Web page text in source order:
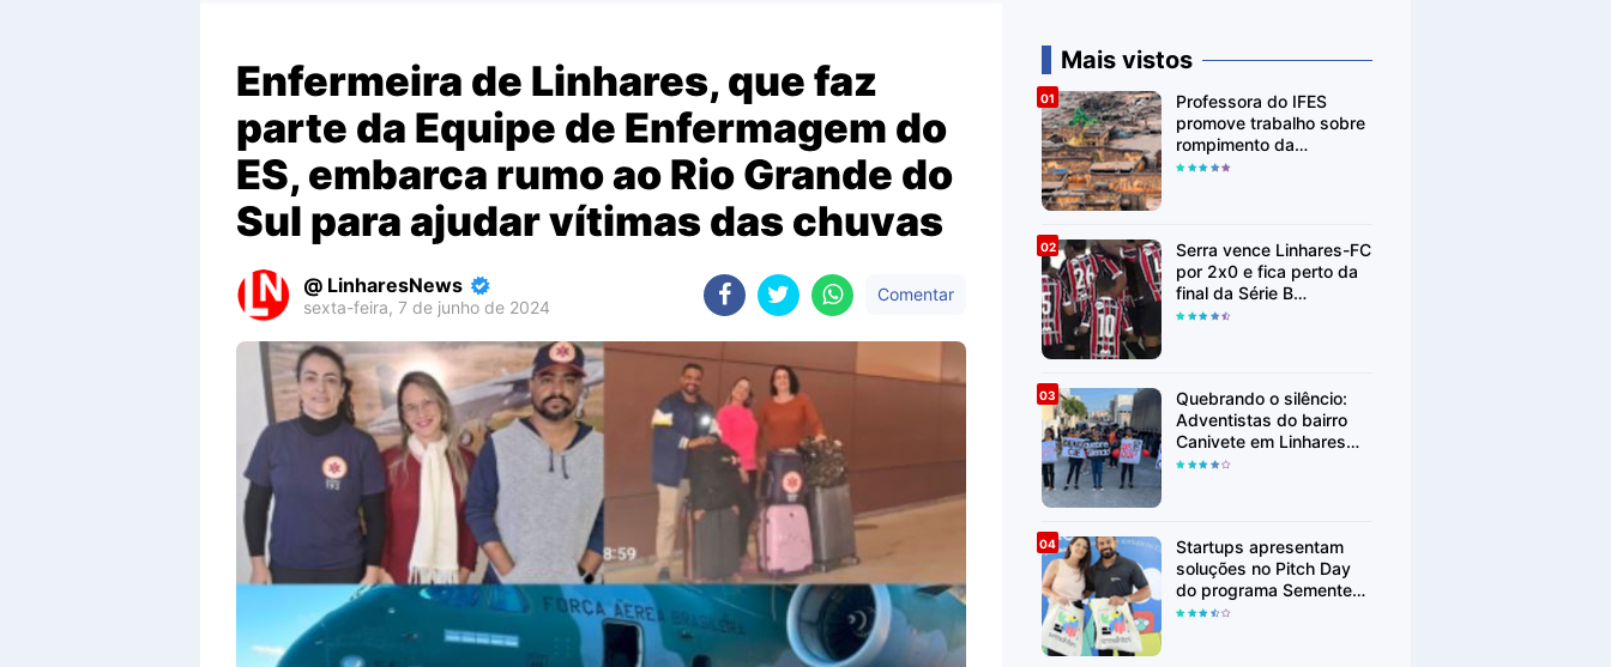
Enfermeira de Linhares, que faz
parte da Equipe de Enfermagem do
ES, embarca rumo ao Rio Grande do
Sul para ajudar vítimas das chuvas
LinharesNews
sexta-feira, 7 de junho de 2024
Comentar
Premium
Raushan
Design
With
Shroff
Templates
Mais vistos
Professora do IFES
promove trabalho sobre
rompimento da
Barragem de Fundão em
Serra vence Linhares-FC
por 2x0 e fica perto da
final da Série B
Capixaba
Quebrando o silêncio:
Adventistas do bairro
Canivete em Linhares
encorajam vítimas de
Startups apresentam
soluções no Pitch Day
do programa Sementes
em Linhares